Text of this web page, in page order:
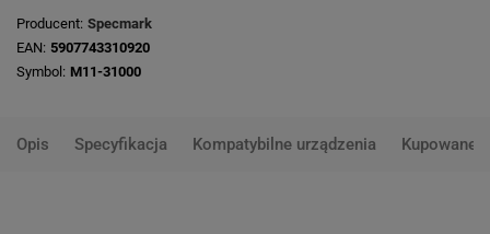
Producent Specmark
EAN 5907743310920
Symbol M11-31000
Opis Specyfikacja Kompatybilne urządzenia Kupowane